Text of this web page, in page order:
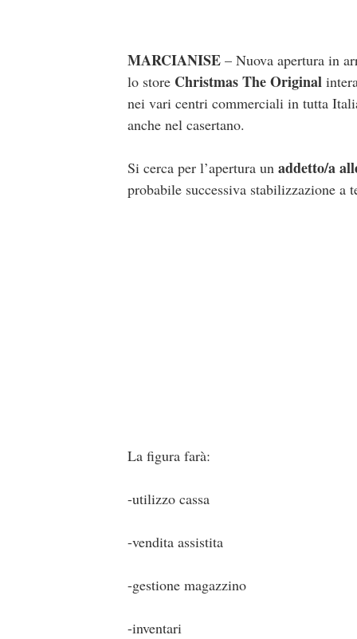
MARCIANISE – Nuova apertura in
lo store Christmas The Original
nei vari centri commerciali in tutta
anche nel casertano.
Si cerca per l’apertura un addetto/a
probabile successiva stabilizzazione a
La figura farà:
-utilizzo cassa
-vendita assistita
-gestione magazzino
-inventari